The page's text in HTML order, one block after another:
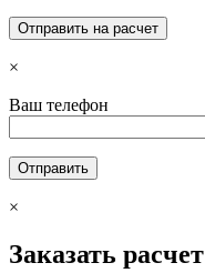
×
Ваш телефон
×
Заказать расчет